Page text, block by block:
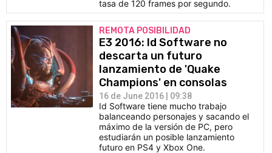
tasa de 120 frames por segundo.
REMOTA POSIBILIDAD
E3 2016: Id Software no
descarta un futuro
lanzamiento de 'Quake
Champions' en consolas
16 de June 2016 | 09:38
Id Software tiene mucho trabajo
balanceando personajes y sacando el
máximo de la versión de PC, pero
estudiarán un posible lanzamiento
futuro en PS4 y Xbox One.